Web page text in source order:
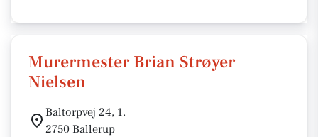
Murermester Brian Strøyer
Nielsen
Baltorpvej 24, 1.
2750 Ballerup